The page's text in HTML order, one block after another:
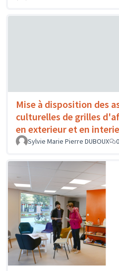
Mise à disposition des
culturelles de grilles
en exterieur et en
Sylvie Marie Pierre DUBOUX 0